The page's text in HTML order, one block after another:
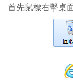
首先鼠標右擊桌